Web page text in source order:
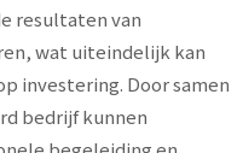
resultaten van
wat uiteindelijk kan
investering. Door samen
bedrijf kunnen